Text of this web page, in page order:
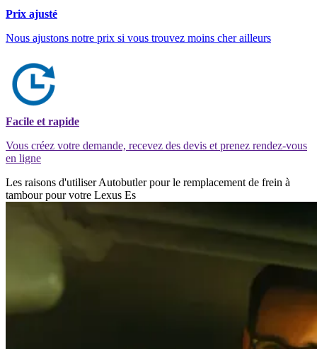
Prix ajusté
Nous ajustons notre prix si vous trouvez moins cher ailleurs
Facile et rapide
Vous créez votre demande, recevez des devis et prenez rendez-vous
en ligne
Les raisons d'utiliser Autobutler pour le remplacement de frein à
tambour pour votre Lexus Es